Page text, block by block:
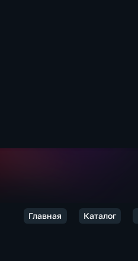
Главная Каталог